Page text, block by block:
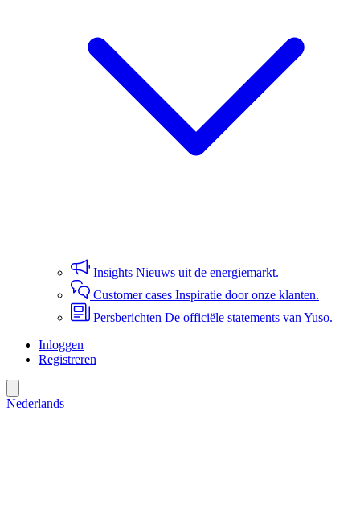
Insights Nieuws uit de energiemarkt.
Customer cases Inspiratie door onze klanten.
Persberichten De officiële statements van Yuso.
Inloggen
Registreren
Nederlands